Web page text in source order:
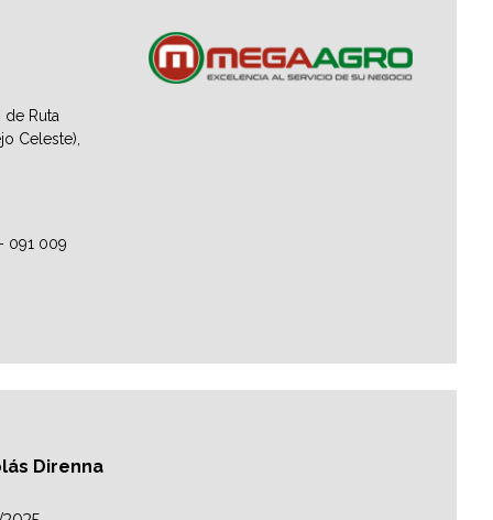
Ruta
Celeste),
091 009
Direnna